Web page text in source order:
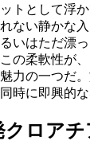
トとして浮
ない静かな
いはただ漂
の柔軟性が、
力の一つだ
時に即興的な
クロアチ